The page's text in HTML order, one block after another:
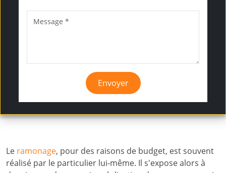
Envoyer
Le ramonage, pour des raisons de budget, est souvent
réalisé par le particulier lui-même. Il s'expose alors à